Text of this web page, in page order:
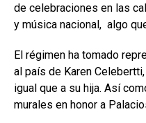
de celebraciones en las
y música nacional, algo
El régimen ha tomado
al país de Karen
igual que a su hija. Así
murales en honor a